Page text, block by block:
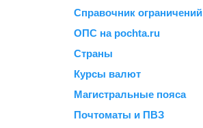
Справочник ограничений
ОПС на pochta.ru
Страны
Курсы валют
Магистральные пояса
Почтоматы и ПВЗ